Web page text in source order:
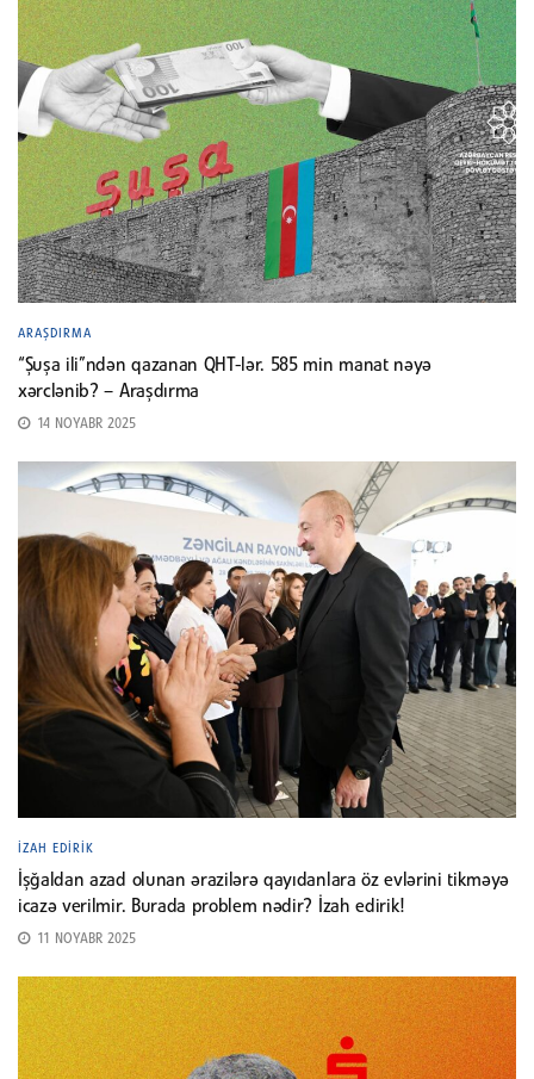
ARAŞDIRMA
“Şuşa ili”ndən qazanan QHT-lər. 585 min manat nəyə
xərclənib? – Araşdırma
14 NOYABR 2025
İZAH EDIRIK
İşğaldan azad olunan ərazilərə qayıdanlara öz evlərini tikməyə
icazə verilmir. Burada problem nədir? İzah edirik!
11 NOYABR 2025